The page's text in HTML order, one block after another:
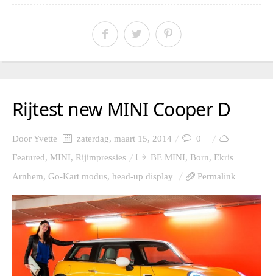
Rijtest new MINI Cooper D
DoorYvette zaterdag, maart 15, 2014
0
Featured, MINI, Rijimpressies BE MINI, Born, Ekris
Arnhem, Go-Kart modus, head-up display Permalink